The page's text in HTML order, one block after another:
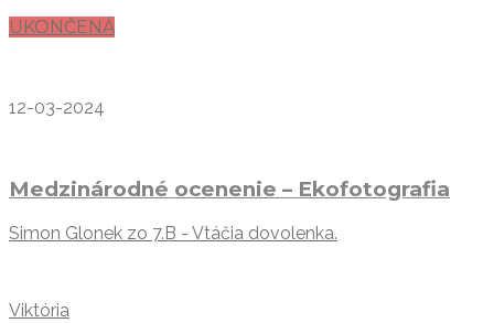
UKONČENÁ
12-03-2024
Medzinárodné ocenenie – Ekofotografia
Simon Glonek zo 7.B - Vtáčia dovolenka.
Viktória